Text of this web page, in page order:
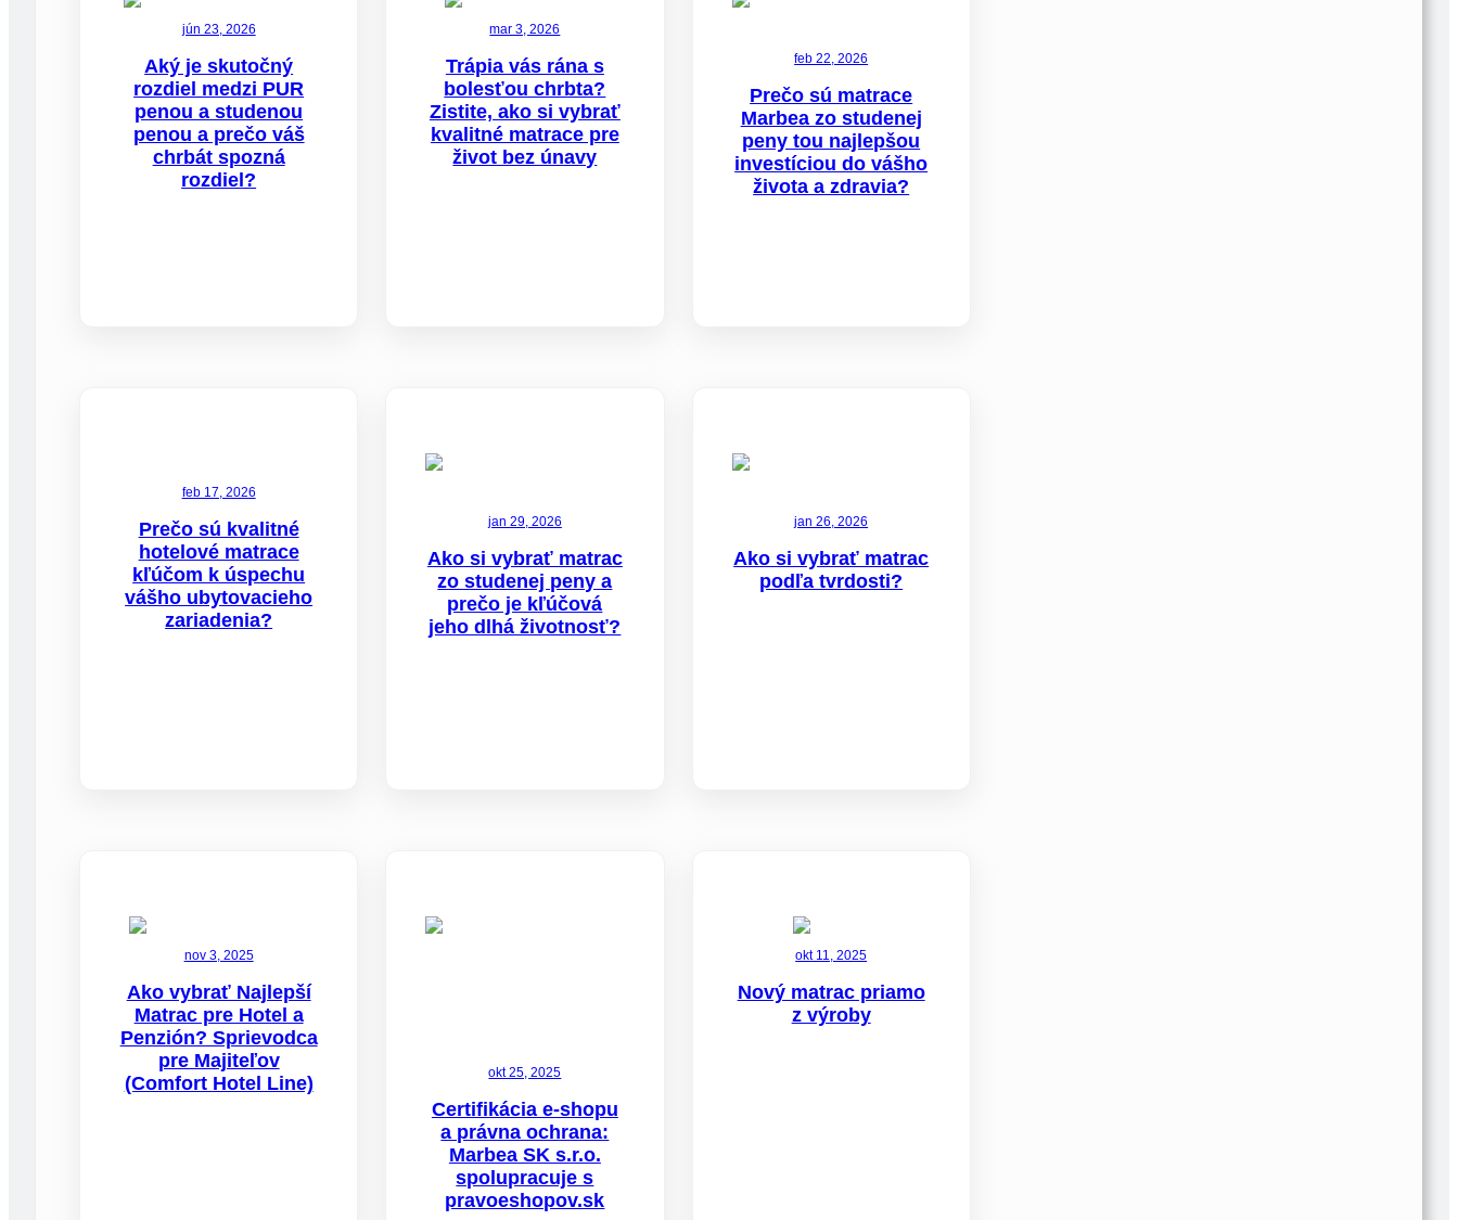
jún 23, 2026
Aký je skutočný
rozdiel medzi PUR
penou a studenou
penou a prečo váš
chrbát spozná
rozdiel?
mar 3, 2026
Trápia vás rána s
bolesťou chrbta?
Zistite, ako si vybrať
kvalitné matrace pre
život bez únavy
feb 22, 2026
Prečo sú matrace
Marbea zo studenej
peny tou najlepšou
investíciou do vášho
života a zdravia?
feb 17, 2026
Prečo sú kvalitné
hotelové matrace
kľúčom k úspechu
vášho ubytovacieho
zariadenia?
jan 29, 2026
Ako si vybrať matrac
zo studenej peny a
prečo je kľúčová
jeho dlhá životnosť?
jan 26, 2026
Ako si vybrať matrac
podľa tvrdosti?
nov 3, 2025
Ako vybrať Najlepší
Matrac pre Hotel a
Penzión? Sprievodca
pre Majiteľov
(Comfort Hotel Line)
okt 25, 2025
Certifikácia e-shopu
a právna ochrana:
Marbea SK s.r.o.
spolupracuje s
pravoeshopov.sk
okt 11, 2025
Nový matrac priamo
z výroby